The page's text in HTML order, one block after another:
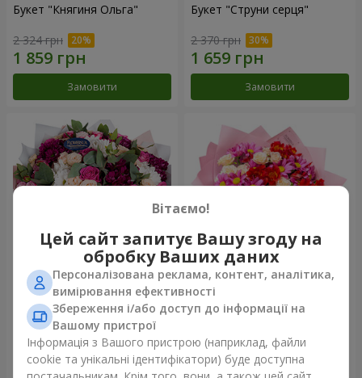
Букет "Княгиня Ольга"
2 324 грн
Замовити
Букет "Струни серця"
2 370 грн
Замовити
Букет "Все для тебе ...!"
5 624 грн
Замовити
Букет "Ніжне кохання"
Замовити
Вітаємо!
Цей сайт запитує Вашу згоду на
обробку Ваших даних
Персоналізована реклама, контент, аналітика,
вимірювання ефективності
Збереження і/або доступ до інформації на
Вашому пристрої
Інформація з Вашого пристрою (наприклад, файли
cookie та унікальні ідентифікатори) буде доступна